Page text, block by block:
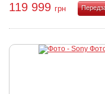
119 999 грн